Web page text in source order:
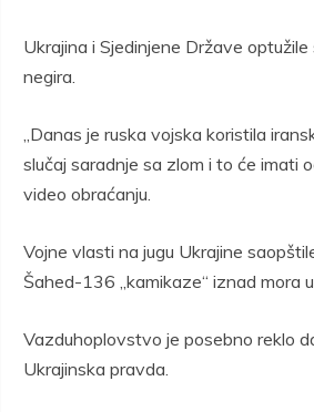
Ukrajina i Sjedinjene Države
negira.
„Danas je ruska vojska koristila
slučaj saradnje sa zlom i to će imati
video obraćanju.
Vojne vlasti na jugu Ukrajine
Šahed-136 „kamikaze“ iznad mora
Vazduhoplovstvo je posebno reklo
Ukrajinska pravda.